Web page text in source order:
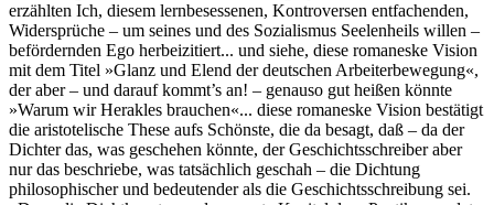
erzählten Ich, diesem lernbesessenen, Kontroversen entfachenden,
Widersprüche – um seines und des Sozialismus Seelenheils willen –
befördernden Ego herbeizitiert... und siehe, diese romaneske Vision
mit dem Titel »Glanz und Elend der deutschen Arbeiterbewegung«,
der aber – und darauf kommt’s an! – genauso gut heißen könnte
»Warum wir Herakles brauchen«... diese romaneske Vision bestätigt
die aristotelische These aufs Schönste, die da besagt, daß – da der
Dichter das, was geschehen könnte, der Geschichtsschreiber aber
nur das beschriebe, was tatsächlich geschah – die Dichtung
philosophischer und bedeutender als die Geschichtsschreibung sei.